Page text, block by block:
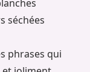
séchées
phrases qui